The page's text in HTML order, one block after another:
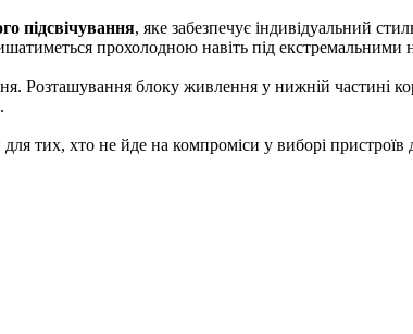
підсвічування, яке забезпечує індивідуальний
прохолодною навіть під екстремальними
Розташування блоку живлення у нижній частині
тих, хто не йде на компроміси у виборі пристроїв